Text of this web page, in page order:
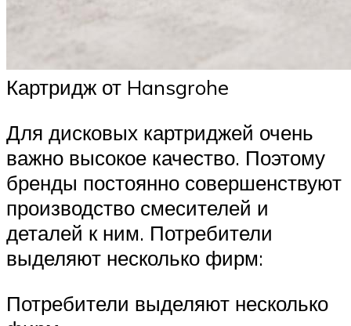
Картридж от Hansgrohe
Для дисковых картриджей очень
важно высокое качество. Поэтому
бренды постоянно совершенствуют
производство смесителей и
деталей к ним. Потребители
выделяют несколько фирм:
Потребители выделяют несколько